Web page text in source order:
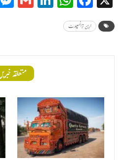
اربن ترانسپورٹ
متعلقہ